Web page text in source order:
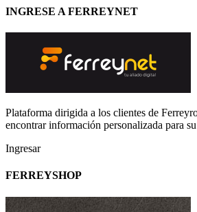
INGRESE A FERREYNET
Plataforma dirigida a los clientes de
encontrar información personalizada para
Ingresar
FERREYSHOP